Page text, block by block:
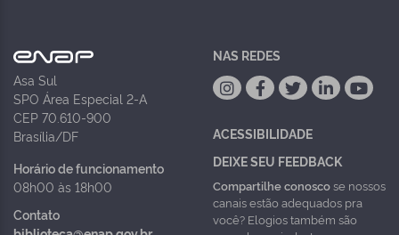
Asa Sul
SPO Área Especial 2-A
CEP 70.610-900
Brasília/DF
Horário de funcionamento
08h00 às 18h00
Contato
NAS REDES
ACESSIBILIDADE
DEIXE SEU FEEDBACK
Compartilhe conoscose nossos
canais estão adequados pra
você? Elogios também são